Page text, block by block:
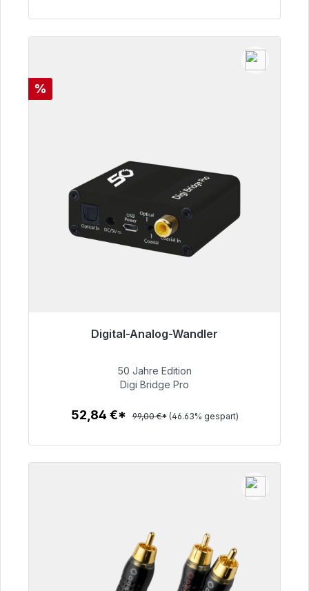
Rabatt
%
Digital-Analog-Wandler
52,84 €
50 Jahre Edition
Digi Bridge Pro
52,84 €* 99,00 €* (46.63% gespart)